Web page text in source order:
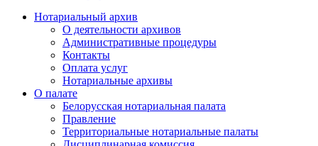
Нотариальный архив
О деятельности архивов
Административные процедуры
Контакты
Оплата услуг
Нотариальные архивы
О палате
Белорусская нотариальная палата
Правление
Территориальные нотариальные палаты